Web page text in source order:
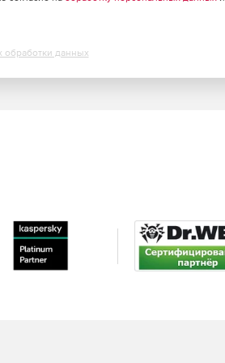
обработки данных